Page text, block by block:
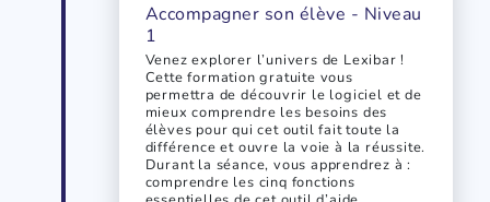
Accompagner son élève - Niveau
1
Venez explorer l’univers de Lexibar !
Cette formation gratuite vous
permettra de découvrir le logiciel et de
mieux comprendre les besoins des
élèves pour qui cet outil fait toute la
différence et ouvre la voie à la réussite.
Durant la séance, vous apprendrez à :
comprendre les cinq fonctions